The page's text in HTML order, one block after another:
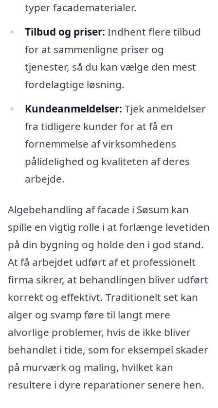
typer facadematerialer.
Tilbud og priser: Indhent flere tilbud
for at sammenligne priser og
tjenester, så du kan vælge den mest
fordelagtige løsning.
Kundeanmeldelser: Tjek anmeldelser
fra tidligere kunder for at få en
fornemmelse af virksomhedens
pålidelighed og kvaliteten af deres
arbejde.
Algebehandling af facade i Søsum kan
spille en vigtig rolle i at forlænge levetiden
på din bygning og holde den i god stand.
At få arbejdet udført af et professionelt
firma sikrer, at behandlingen bliver udført
korrekt og effektivt. Traditionelt set kan
alger og svamp føre til langt mere
alvorlige problemer, hvis de ikke bliver
behandlet i tide, som for eksempel skader
på murværk og maling, hvilket kan
resultere i dyre reparationer senere hen.